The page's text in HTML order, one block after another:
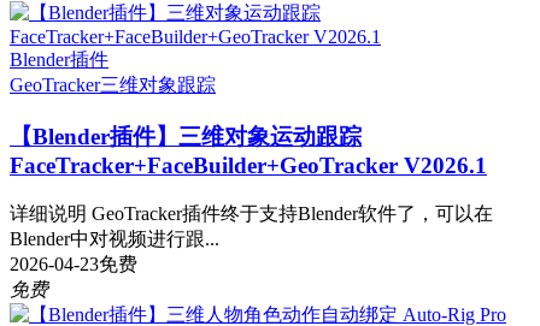
Blender插件
GeoTracker三维对象跟踪
【Blender插件】三维对象运动跟踪
FaceTracker+FaceBuilder+GeoTracker V2026.1
详细说明 GeoTracker插件终于支持Blender软件了，可以在
Blender中对视频进行跟...
2026-04-23免费
免费